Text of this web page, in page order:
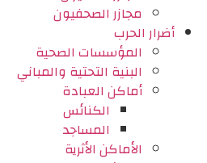
مجازر الصحفيون
أضرار الحرب
المؤسسات الصحية
البنية التحتية والمباني
أماكن العبادة
الكنائس
المساجد
الأماكن الأثرية